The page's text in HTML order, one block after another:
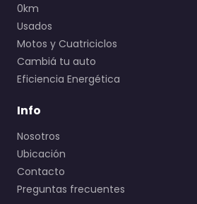
0km
Usados
Motos y Cuatriciclos
Cambiá tu auto
Eficiencia Energética
Info
Nosotros
Ubicación
Contacto
Preguntas frecuentes